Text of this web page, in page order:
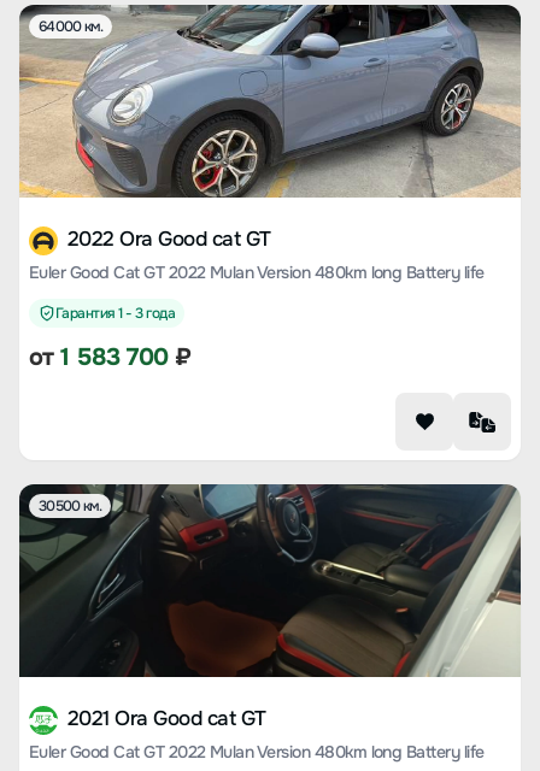
64000 км.
2022 Ora Good cat GT
Euler Good Cat GT 2022 Mulan Version 480km long Battery life
Гарантия 1 - 3 года
от1 583 700₽
30500 км.
2021 Ora Good cat GT
Euler Good Cat GT 2022 Mulan Version 480km long Battery life